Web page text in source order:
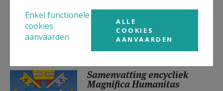
Vakantieproject: Reist Jezus
met je mee?
Samenvatting encycliek
Magnifica Humanitas
Enkel functionele
cookies
aanvaarden
ALLE
COOKIES
AANVAARDEN